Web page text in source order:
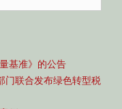
基准》的公告
门联合发布绿色转型税